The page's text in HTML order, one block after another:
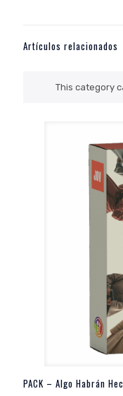
Artículos relacionados
This category
PACK – Algo Habrán